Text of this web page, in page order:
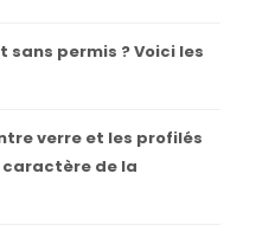
sans permis ? Voici les
verre et les profilés
de la